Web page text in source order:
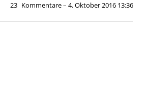
23 Kommentare – 4. Oktober 2016 13:36